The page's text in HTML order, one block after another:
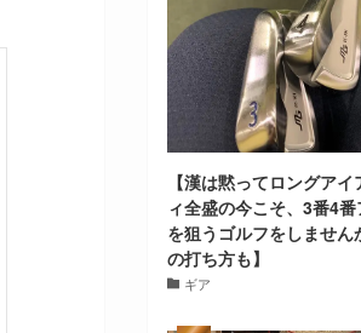
【漢は黙ってロングア
ィ全盛の今こそ、3番4
を狙うゴルフをしませ
の打ち方も】
ギア